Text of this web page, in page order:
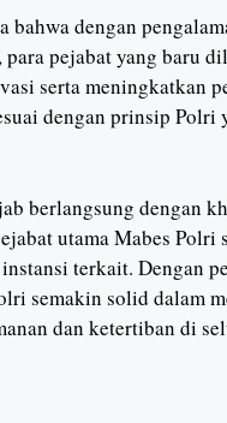
bahwa dengan
pejabat yang baru
serta meningkatkan
dengan prinsip Polri
berlangsung dengan
utama Mabes Polri
terkait. Dengan
semakin solid dalam
dan ketertiban di